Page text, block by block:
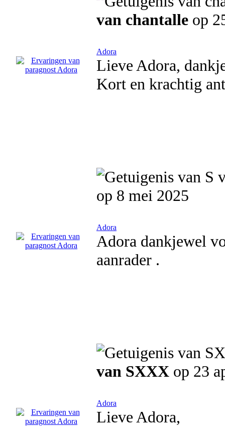
van chantalle op
Adora
Lieve Adora,
Kort en krachtig
op 8 mei 2025
Adora
Adora dankjewel
aanrader .
van SXXX op 23
Adora
Lieve Adora,